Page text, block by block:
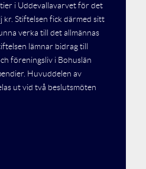
i Uddevallavarvet för det
kr. Stiftelsen fick därmed sitt
verka till det allmännas
lämnar bidrag till
föreningsliv i Bohuslän
Huvuddelen av
ut vid två beslutsmöten